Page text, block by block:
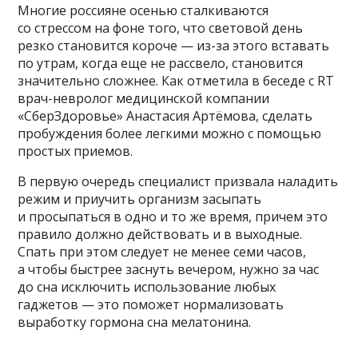
Многие россияне осенью сталкиваются
со стрессом на фоне того, что световой день
резко становится короче — из-за этого вставать
по утрам, когда еще не рассвело, становится
значительно сложнее. Как отметила в беседе с RT
врач-невролог медицинской компании
«СберЗдоровье» Анастасия Артёмова, сделать
пробуждения более легкими можно с помощью
простых приемов.
В первую очередь специалист призвала наладить
режим и приучить организм засыпать
и просыпаться в одно и то же время, причем это
правило должно действовать и в выходные.
Спать при этом следует не менее семи часов,
а чтобы быстрее заснуть вечером, нужно за час
до сна исключить использование любых
гаджетов — это поможет нормализовать
выработку гормона сна мелатонина.